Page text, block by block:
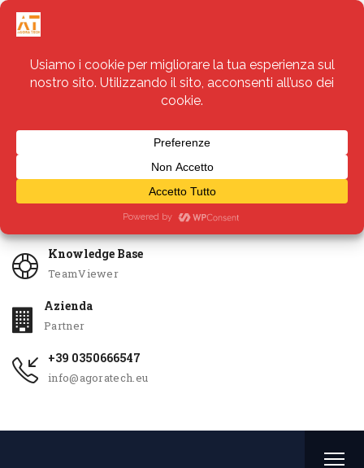
Servizi
Knowledge Base
TeamViewer
Azienda
Partner
+39 0350666547
info@agoratech.eu